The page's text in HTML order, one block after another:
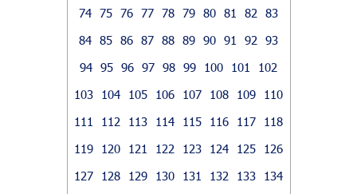
74 75 76 77 78 79 80 81 82
83
84 85 86 87 88 89 90 91 92
93
94 95 96 97 98 99 100 101
102
103
104 105 106 107 108 109
110
111
112 113 114 115 116 117
118
119
120 121 122 123 124 125
126
127
128 129 130 131 132 133
134